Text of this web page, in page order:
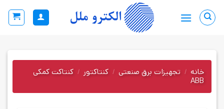
خانه / تجهیزات برق صنعتی / کنتاکتور / کنتاکت کمکی
ABB